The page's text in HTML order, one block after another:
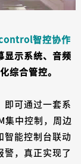
智控协作
显示系统、音频
综合管控。
即可通过一套系
集中控制，周边
智能控制台联动
警，真正实现了